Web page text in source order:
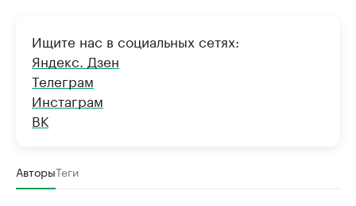
Ищите нас в социальных сетях:
Яндекс. Дзен
Телеграм
Инстаграм
ВК
АвторыТеги